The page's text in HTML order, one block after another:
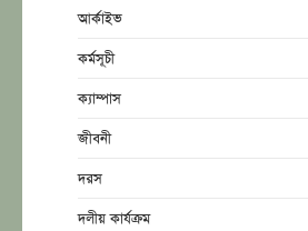
আর্কাইভ
কর্মসূচী
ক্যাম্পাস
জীবনী
দরস
দলীয় কার্যক্রম